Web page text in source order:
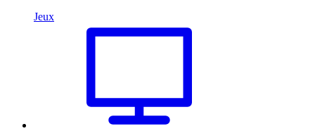
Jeux